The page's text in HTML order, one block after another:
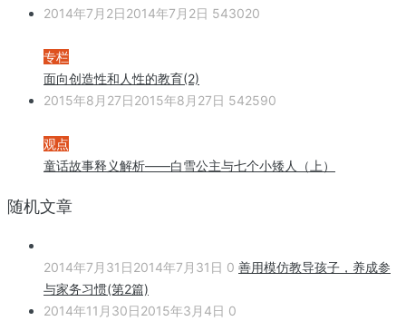
2014年7月2日2014年7月2日 543020
专栏
面向创造性和人性的教育(2)
2015年8月27日2015年8月27日 542590
观点
童话故事释义解析——白雪公主与七个小矮人（上）
随机文章
2014年7月31日2014年7月31日 0 善用模仿教导孩子，养成参
与家务习惯(第2篇)
2014年11月30日2015年3月4日 0